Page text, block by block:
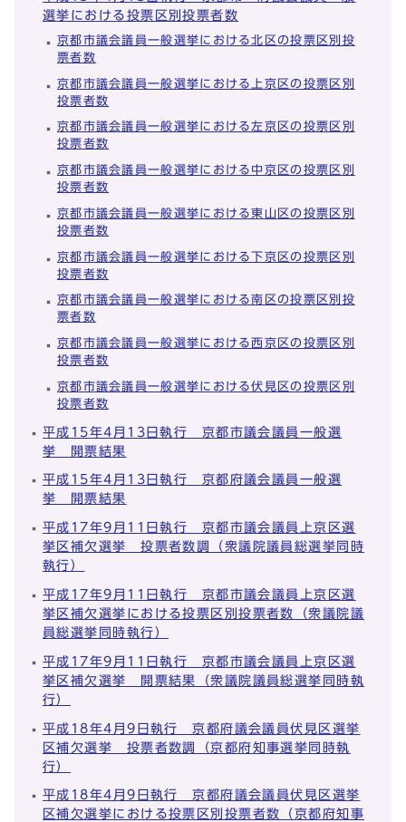
選挙における投票区別投票者数
京都市議会議員一般選挙における北区の投票区別投
票者数
京都市議会議員一般選挙における上京区の投票区別
投票者数
京都市議会議員一般選挙における左京区の投票区別
投票者数
京都市議会議員一般選挙における中京区の投票区別
投票者数
京都市議会議員一般選挙における東山区の投票区別
投票者数
京都市議会議員一般選挙における下京区の投票区別
投票者数
京都市議会議員一般選挙における南区の投票区別投
票者数
京都市議会議員一般選挙における西京区の投票区別
投票者数
京都市議会議員一般選挙における伏見区の投票区別
投票者数
平成15年4月13日執行 京都市議会議員一般選
挙 開票結果
平成15年4月13日執行 京都府議会議員一般選
挙 開票結果
平成17年9月11日執行 京都市議会議員上京区選
挙区補欠選挙 投票者数調（衆議院議員総選挙同時
執行）
平成17年9月11日執行 京都市議会議員上京区選
挙区補欠選挙における投票区別投票者数（衆議院議
員総選挙同時執行）
平成17年9月11日執行 京都市議会議員上京区選
挙区補欠選挙 開票結果（衆議院議員総選挙同時執
行）
平成18年4月9日執行 京都府議会議員伏見区選挙
区補欠選挙 投票者数調（京都府知事選挙同時執
行）
平成18年4月9日執行 京都府議会議員伏見区選挙
区補欠選挙における投票区別投票者数（京都府知事